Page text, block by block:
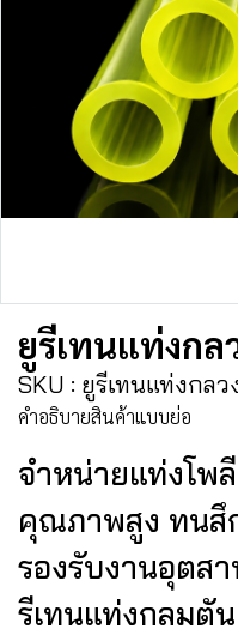
ยูรีเทนแท่งกล
SKU : ยูรีเทนแท่งกล
คำอธิบายสินค้าแบบย่อ
จำหน่ายแท่งโพ
คุณภาพสูง ทนสึ
รองรับงานอุตส
รีเทนแท่งกลมตัน